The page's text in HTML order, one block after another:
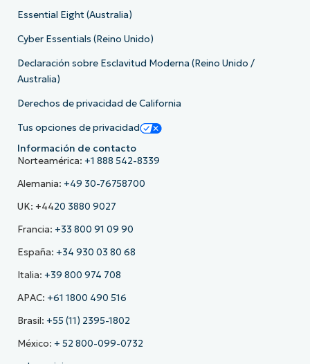
Essential Eight (Australia)
Cyber Essentials (Reino Unido)
Declaración sobre Esclavitud Moderna (Reino Unido /
Australia)
Derechos de privacidad de California
Tus opciones de privacidad
Información de contacto
Norteamérica: +1 888 542-8339
Alemania: +49 30-76758700
UK: +4420 3880 9027
Francia: +33 800 91 09 90
España: +34 930 03 80 68
Italia: +39 800 974 708
APAC: +61 1800 490 516
Brasil: +55 (11) 2395-1802
México: + 52 800-099-0732